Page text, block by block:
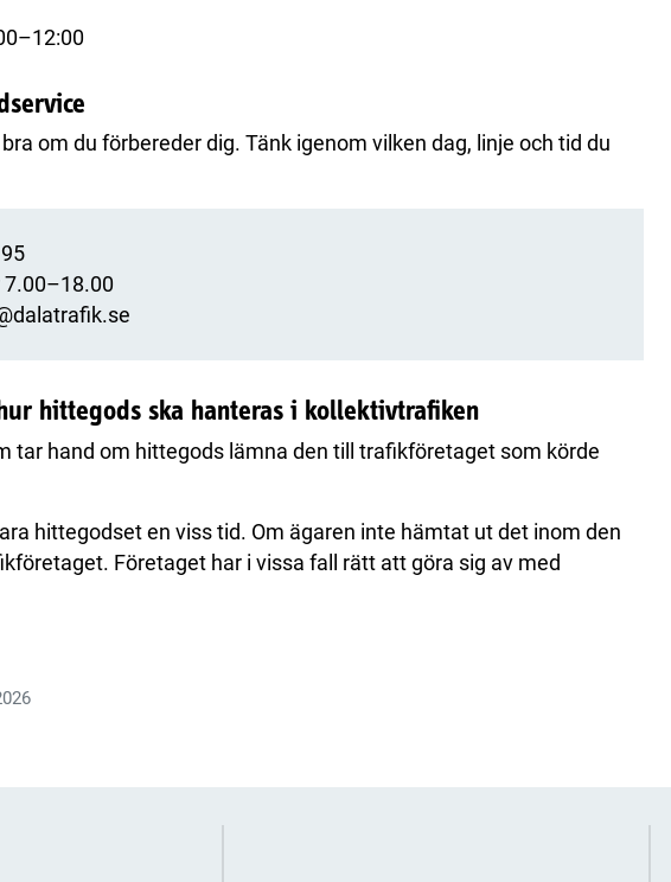
om du förbereder dig. Tänk igenom vilken dag, linje och tid du
7.00–18.00
hittegods ska hanteras i kollektivtrafiken
tar hand om hittegods lämna den till trafikföretaget som körde
hittegodset en viss tid. Om ägaren inte hämtat ut det inom den
Företaget har i vissa fall rätt att göra sig av med